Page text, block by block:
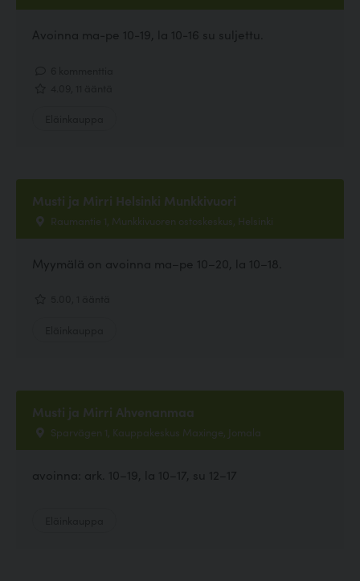
Avoinna ma-pe 10-19, la 10-16 su suljettu.
Musti ja Mirri Helsinki Munkkivuori
Raumantie 1, Munkkivuoren ostoskeskus, Helsinki
Myymälä on avoinna ma–pe 10–20, la 10–18.
Musti ja Mirri Ahvenanmaa
Sparvägen 1, Kauppakeskus Maxinge, Jomala
avoinna: ark. 10–19, la 10–17, su 12–17